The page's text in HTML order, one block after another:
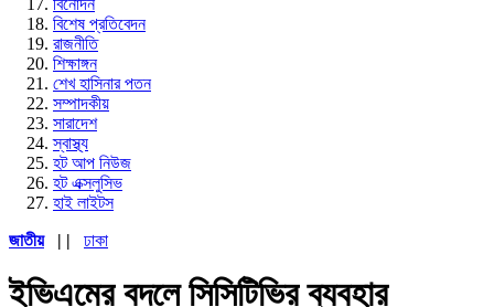
বিনোদন
বিশেষ প্রতিবেদন
রাজনীতি
শিক্ষাঙ্গন
শেখ হাসিনার পতন
সম্পাদকীয়
সারাদেশ
স্বাস্থ্য
হট আপ নিউজ
হট এক্সলুসিভ
হাই লাইটস
জাতীয়
| | ঢাকা
ইভিএমের বদলে সিসিটিভির ব্যবহার